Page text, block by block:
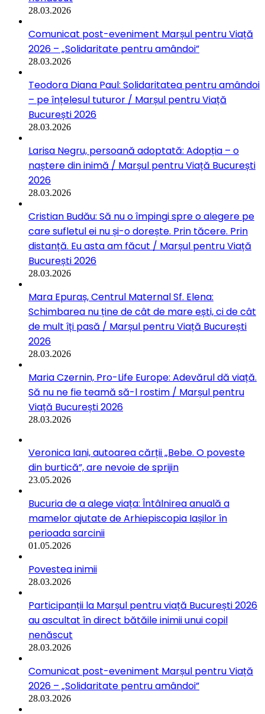
28.03.2026
Comunicat post-eveniment Marșul pentru Viață
2026 – „Solidaritate pentru amândoi”
28.03.2026
Teodora Diana Paul: Solidaritatea pentru amândoi
– pe înțelesul tuturor / Marșul pentru Viață
București 2026
28.03.2026
Larisa Negru, persoană adoptată: Adopția – o
naștere din inimă / Marșul pentru Viață București
2026
28.03.2026
Cristian Budău: Să nu o împingi spre o alegere pe
care sufletul ei nu și-o dorește. Prin tăcere. Prin
distanță. Eu asta am făcut / Marșul pentru Viață
București 2026
28.03.2026
Mara Epuraș, Centrul Maternal Sf. Elena:
Schimbarea nu ține de cât de mare ești, ci de cât
de mult îți pasă / Marșul pentru Viață București
2026
28.03.2026
Maria Czernin, Pro-Life Europe: Adevărul dă viață.
Să nu ne fie teamă să-l rostim / Marșul pentru
Viață București 2026
28.03.2026
Veronica Iani, autoarea cărții „Bebe. O poveste
din burtică”, are nevoie de sprijin
23.05.2026
Bucuria de a alege viața: Întâlnirea anuală a
mamelor ajutate de Arhiepiscopia Iașilor în
perioada sarcinii
01.05.2026
Povestea inimii
28.03.2026
Participanții la Marșul pentru viață București 2026
au ascultat în direct bătăile inimii unui copil
nenăscut
28.03.2026
Comunicat post-eveniment Marșul pentru Viață
2026 – „Solidaritate pentru amândoi”
28.03.2026